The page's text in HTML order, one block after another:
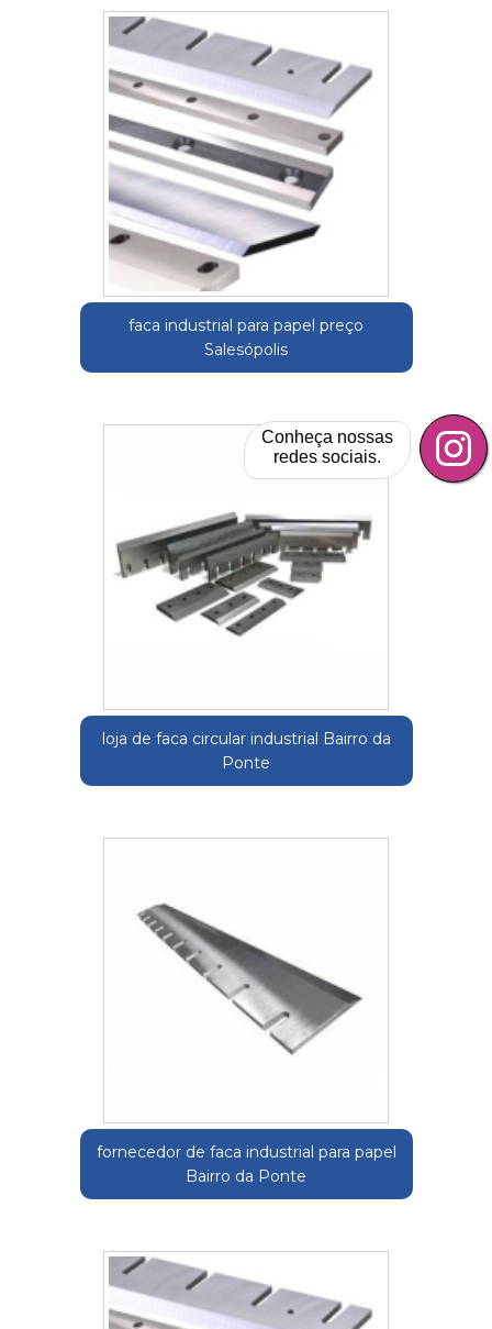
faca industrial para papel preço
Salesópolis
loja de faca circular industrial Bairro da
Ponte
fornecedor de faca industrial para papel
Bairro da Ponte
Conheça nossas
redes sociais.